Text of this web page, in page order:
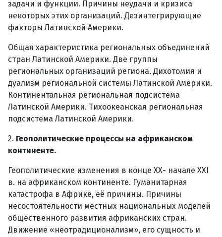
задачи и функции. Причины неудачи и кризиса
некоторых этих организаций. Дезинтегрирующие
факторы Латинской Америки.
Общая характеристика региональных объединений
стран Латинской Америки. Две группы
региональных организаций региона. Дихотомия и
дуализм региональной системы Латинской Америки.
Континентальная региональная подсистема
Латинской Америки. Тихоокеанская региональная
подсистема Латинской Америки.
2. Геополитические процессы на африканском
континенте.
Геополитические изменения в конце ХХ- начале XXI
в. на африканском континенте. Гуманитарная
катастрофа в Африке, её причины. Причины
несостоятельности местных национальных моделей
общественного развития африканских стран.
Движение «неотрадиционализм», его сущность и